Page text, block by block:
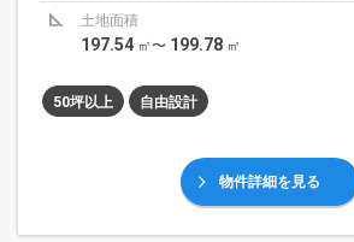
土地面積
197.54 ㎡〜 199.78 ㎡
50坪以上 自由設計
物件詳細を見る